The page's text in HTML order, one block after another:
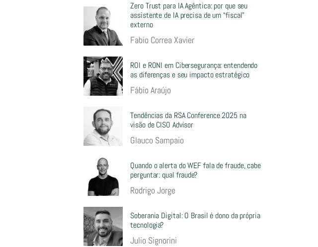
Zero Trust para IA Agêntica: por que seu
assistente de IA precisa de um “fiscal”
externo
Fabio Correa Xavier
ROI e RONI em Cibersegurança: entendendo
as diferenças e seu impacto estratégico
Fábio Araújo
Tendências da RSA Conference 2025 na
visão de CISO Advisor
Glauco Sampaio
Quando o alerta do WEF fala de fraude, cabe
perguntar: qual fraude?
Rodrigo Jorge
Soberania Digital: O Brasil é dono da própria
tecnologia?
Julio Signorini